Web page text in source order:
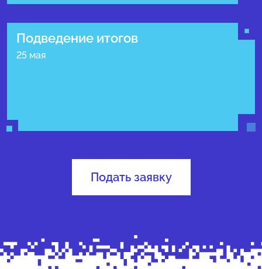
Подведение итогов
25 мая
Подать заявку